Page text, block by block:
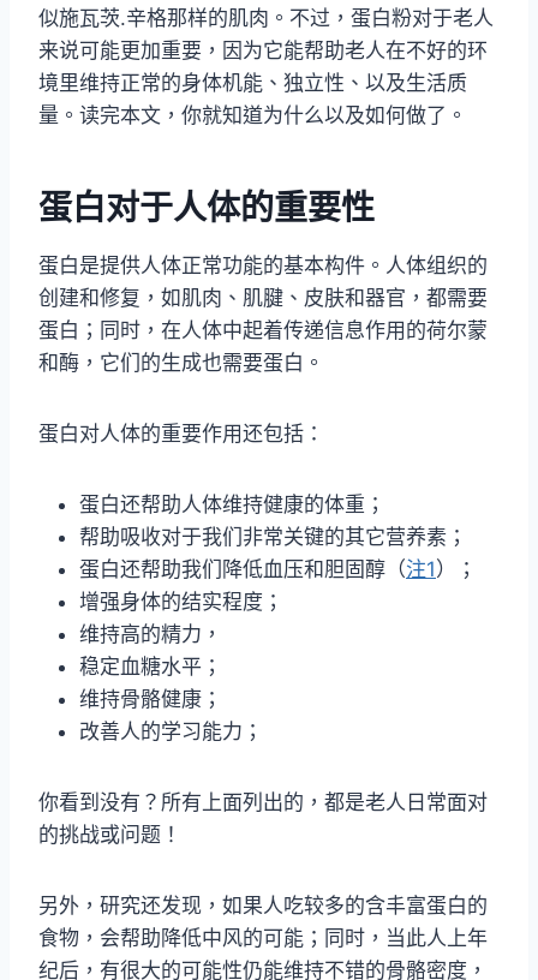
似施瓦茨.辛格那样的肌肉。不过，蛋白粉对于老人
来说可能更加重要，因为它能帮助老人在不好的环
境里维持正常的身体机能、独立性、以及生活质
量。读完本文，你就知道为什么以及如何做了。
蛋白对于人体的重要性
蛋白是提供人体正常功能的基本构件。人体组织的
创建和修复，如肌肉、肌腱、皮肤和器官，都需要
蛋白；同时，在人体中起着传递信息作用的荷尔蒙
和酶，它们的生成也需要蛋白。
蛋白对人体的重要作用还包括：
蛋白还帮助人体维持健康的体重；
帮助吸收对于我们非常关键的其它营养素；
蛋白还帮助我们降低血压和胆固醇（注1）；
增强身体的结实程度；
维持高的精力，
稳定血糖水平；
维持骨骼健康；
改善人的学习能力；
你看到没有？所有上面列出的，都是老人日常面对
的挑战或问题！
另外，研究还发现，如果人吃较多的含丰富蛋白的
食物，会帮助降低中风的可能；同时，当此人上年
纪后，有很大的可能性仍能维持不错的骨骼密度，